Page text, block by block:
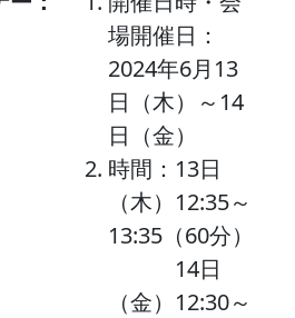
場開催日：
2024年6月13
日（木）～14
日（金）
時間：13日
（木）12:35～
13:35（60分）
14日
（金）12:30～